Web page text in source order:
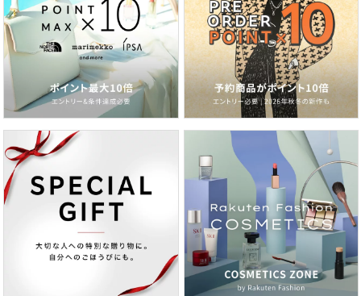
No.03ローズ・ヴェイル
多様なニュアンスのピンクとベージュが、幸福感のあるふわ
っとした血色感を引き出し、内側からにじむようなロージー
な透明感へ。*2
No.04アシッド・シフォン
グリーンとパープルが肌の赤みやくすみを補整し、アプリコ
ットのニュアンスが生命感を引き出す、ヘルシーな透明感
へ。*2
*1シリカ（メイクアップ効果）、ペンチレングリコール、カ
プリリルグリコール、グリセリン（いずれも保湿成分）、ス
テアロイルオキシステアリン酸オクチルドデシル（整肌成
*2メイクアップ効果による